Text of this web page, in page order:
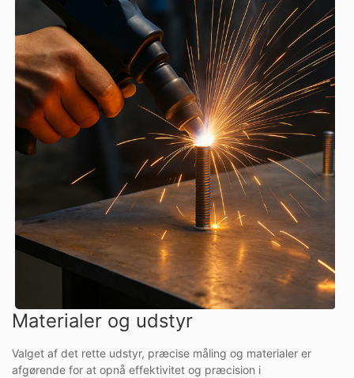
Materialer og udstyr
Valget af det rette udstyr, præcise måling og materialer er
afgørende for at opnå effektivitet og præcision i